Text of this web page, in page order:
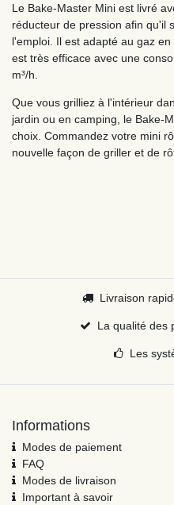
Le Bake-Master Mini est livré
réducteur de pression afin qu'il
l'emploi. Il est adapté au gaz
est très efficace avec une
m³/h.
Que vous grilliez à l'intérieur
jardin ou en camping, le Bake-
choix. Commandez votre mini
nouvelle façon de griller et de
Livraison
La qualité des
Les
Informations
Modes de paiement
FAQ
Modes de livraison
Important à savoir